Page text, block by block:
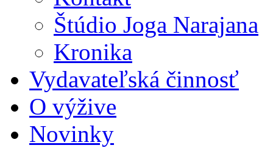
Štúdio Joga Narajana
Kronika
Vydavateľská činnosť
O výžive
Novinky